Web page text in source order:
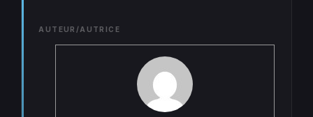
AUTEUR/AUTRICE